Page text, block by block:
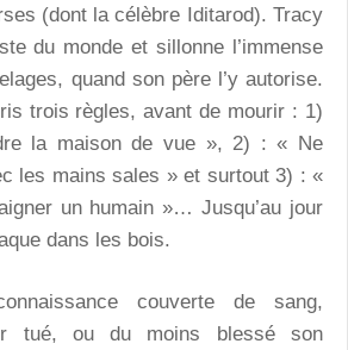
(dont la célèbre Iditarod). Tracy
du monde et sillonne l’immense
quand son père l’y autorise.
trois règles, avant de mourir : 1)
la maison de vue », 2) : « Ne
les mains sales » et surtout 3) : «
un humain »… Jusqu’au jour
dans les bois.
couverte de sang,
tué, ou du moins blessé son